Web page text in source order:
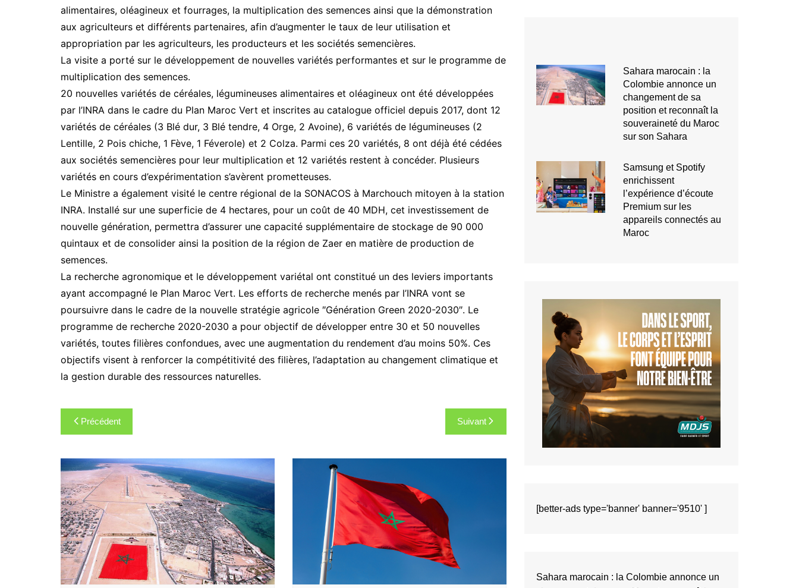
alimentaires, oléagineux et fourrages, la multiplication des semences ainsi que la démonstration
aux agriculteurs et différents partenaires, afin d’augmenter le taux de leur utilisation et
appropriation par les agriculteurs, les producteurs et les sociétés semencières.
La visite a porté sur le développement de nouvelles variétés performantes et sur le programme de
multiplication des semences.
20 nouvelles variétés de céréales, légumineuses alimentaires et oléagineux ont été développées
par l’INRA dans le cadre du Plan Maroc Vert et inscrites au catalogue officiel depuis 2017, dont 12
variétés de céréales (3 Blé dur, 3 Blé tendre, 4 Orge, 2 Avoine), 6 variétés de légumineuses (2
Lentille, 2 Pois chiche, 1 Fève, 1 Féverole) et 2 Colza. Parmi ces 20 variétés, 8 ont déjà été cédées
aux sociétés semencières pour leur multiplication et 12 variétés restent à concéder. Plusieurs
variétés en cours d’expérimentation s’avèrent prometteuses.
Le Ministre a également visité le centre régional de la SONACOS à Marchouch mitoyen à la station
INRA. Installé sur une superficie de 4 hectares, pour un coût de 40 MDH, cet investissement de
nouvelle génération, permettra d’assurer une capacité supplémentaire de stockage de 90 000
quintaux et de consolider ainsi la position de la région de Zaer en matière de production de
semences.
La recherche agronomique et le développement variétal ont constitué un des leviers importants
ayant accompagné le Plan Maroc Vert. Les efforts de recherche menés par l’INRA vont se
poursuivre dans le cadre de la nouvelle stratégie agricole ″Génération Green 2020-2030″. Le
programme de recherche 2020-2030 a pour objectif de développer entre 30 et 50 nouvelles
variétés, toutes filières confondues, avec une augmentation du rendement d’au moins 50%. Ces
objectifs visent à renforcer la compétitivité des filières, l’adaptation au changement climatique et
la gestion durable des ressources naturelles.
Navigation
de
l’article
Précédent Suivant
Sahara marocain : la
Colombie annonce un
changement de sa
position et reconnaît la
souveraineté du Maroc
sur son Sahara
Samsung et Spotify
enrichissent
l’expérience d’écoute
Premium sur les
appareils connectés au
Maroc
[better-ads type='banner' banner='9510' ]
Sahara marocain : la Colombie annonce un